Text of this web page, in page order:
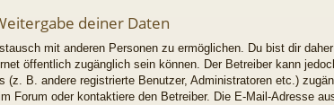
deiner Daten
mit anderen Personen zu ermöglichen. Du bist dir
öffentlich zugänglich sein können. Der Betreiber kann
(z. B. andere registrierte Benutzer, Administratoren etc.)
Forum oder kontaktiere den Betreiber. Die E-Mail-Adresse